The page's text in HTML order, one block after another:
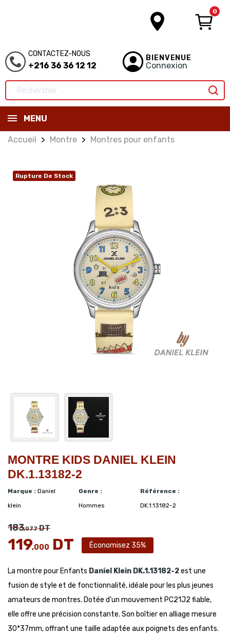
0
CONTACTEZ-NOUS
+216 36 36 12 12
BIENVENUE
Connexion
MENU
Accueil Montre Montres pour enfants
Rupture De Stock
MONTRE KIDS DANIEL KLEIN
DK.1.13182-2
Marque : Daniel
klein
Genre :
Hommes
Référence :
DK.1.13182-2
183,077DT
119,000 DT Économisez 35%
La montre pour Enfants Daniel Klein DK.1.13182-2est une
fusion de style et de fonctionnalité, idéale pour les plus jeunes
amateurs de montres. Dotée d'un mouvement PC21J2 fiable,
elle offre une précision constante. Son boîtier en alliage mesure
30*37mm, offrant une taille adaptée aux poignets des enfants.